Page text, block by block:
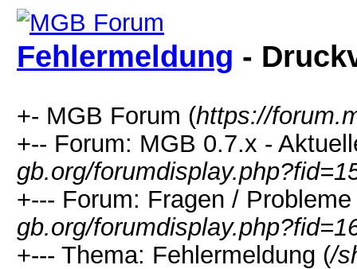
Fehlermeldung -
+- MGB Forum (https://
+-- Forum: MGB 0.7.x -
gb.org/
+--- Forum: Fragen /
gb.org/
+--- Thema: Fehlermeldung (/